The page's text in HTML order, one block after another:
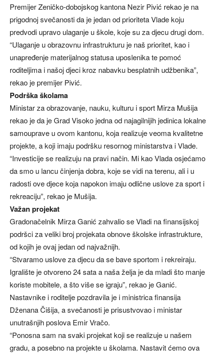
Premijer Zeničko-dobojskog kantona Nezir Pivić rekao je na
prigodnoj svečanosti da je jedan od prioriteta Vlade koju
predvodi upravo ulaganje u škole, koje su za djecu drugi dom.
“Ulaganje u obrazovnu infrastrukturu je naš prioritet, kao i
unapređenje materijalnog statusa uposlenika te pomoć
roditeljima i našoj djeci kroz nabavku besplatnih udžbenika”,
rekao je premijer Pivić.
Podrška školama
Ministar za obrazovanje, nauku, kulturu i sport Mirza Mušija
rekao je da je Grad Visoko jedna od najagilnijih jedinica lokalne
samouprave u ovom kantonu, koja realizuje veoma kvalitetne
projekte, a koji imaju podršku resornog ministarstva i Vlade.
“Investicije se realizuju na pravi način. Mi kao Vlada osjećamo
da smo u lancu činjenja dobra, koje se vidi na terenu, ali i u
radosti ove djece koja napokon imaju odlične uslove za sport i
rekreaciju”, rekao je Mušija.
Važan projekat
Gradonačelnik Mirza Ganić zahvalio se Vladi na finansijskoj
podršci za veliki broj projekata obnove školske infrastrukture,
od kojih je ovaj jedan od najvažnijh.
“Stvaramo uslove za djecu da se bave sportom i rekreiraju.
Igralište je otvoreno 24 sata a naša želja je da mladi što manje
koriste mobitele, a što više se igraju”, rekao je Ganić.
Nastavnike i roditelje pozdravila je i ministrica finansija
Dženana Čišija, a svečanosti je prisustvovao i ministar
unutrašnjih poslova Emir Vračo.
“Ponosna sam na svaki projekat koji se realizuje u našem
gradu, a posebno na projekte u školama. Nastavit ćemo ova